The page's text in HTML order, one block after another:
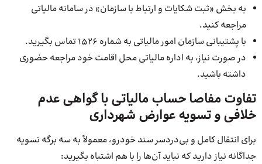
به بخش «ثبت شکایات و ارتباط با سازمان» در سامانه مالیاتی
مراجعه کنید.
با پشتیبانی سازمان امور مالیاتی به شماره 1526 تماس بگیرید.
در صورت نیاز، به اداره مالیاتی محل اقامت خود مراجعه حضوری
داشته باشید.
تفاوت مفاصا حساب مالیاتی با گواهی عدم
خلافی و تسویه عوارض شهرداری
برای انتقال کامل و بی‌دردسر سند خودرو، معمولاً به سه برگه تسویه
جداگانه نیاز دارید که نباید آن‌ها را با هم اشتباه بگیرید: